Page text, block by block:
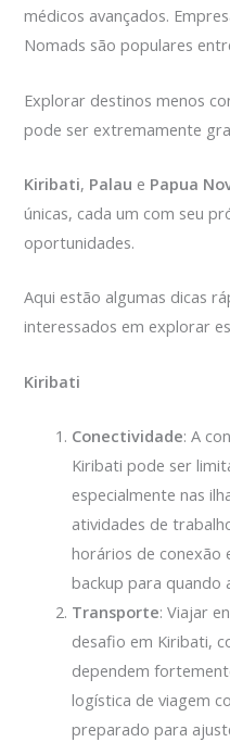
médicos avançados.
Nomads são populares
Explorar destinos menos
pode ser extremamente
Kiribati, Palau e Papua
únicas, cada um com seu
oportunidades.
Aqui estão algumas dicas
interessados em explorar
Kiribati
Conectividade: A
Kiribati pode ser
especialmente nas
atividades de
horários de conexão
backup para quando
Transporte: Viajar
desafio em Kiribati,
dependem
logística de viagem
preparado para